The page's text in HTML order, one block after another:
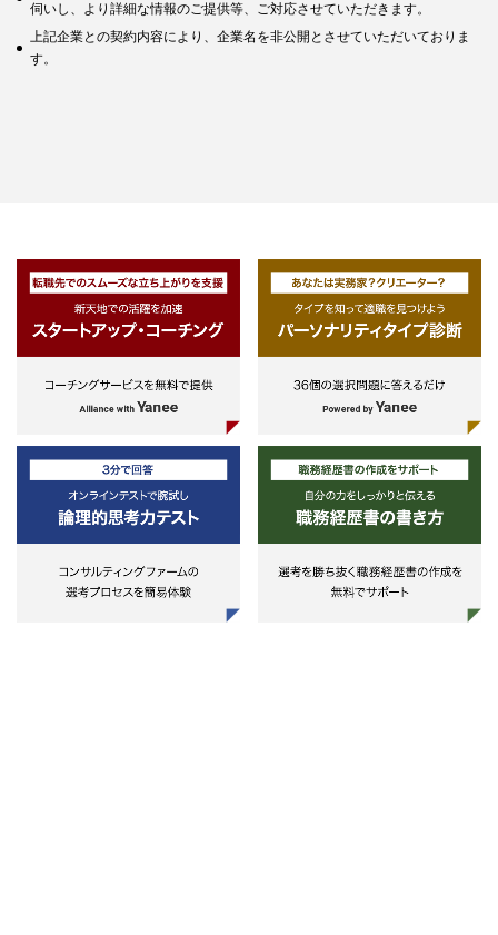
伺いし、より詳細な情報のご提供等、ご対応させていただきます。
上記企業との契約内容により、企業名を非公開とさせていただいておりま
す。